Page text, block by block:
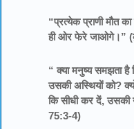
“प्रत्येक प्राणी मौत
ही ओर फेरे जाओगे।”
“ क्या मनुष्य समझता है
उसकी अस्थियों को?
कि सीधी कर दें, उसकी
75:3-4)